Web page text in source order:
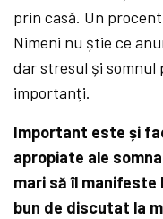
prin casă. Un
Nimeni nu știe ce
dar stresul și
importanți.
Important este și
apropiate ale
mari să îl manifeste
bun de discutat la